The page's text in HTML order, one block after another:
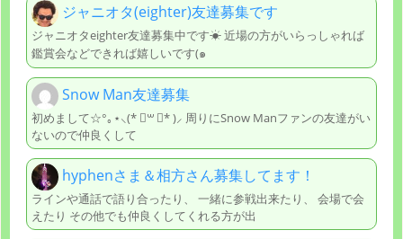
ジャニオタ(eighter)友達募集です
ジャニオタeighter友達募集中です☀︎ 近場の方がいらっしゃれば
鑑賞会などできれば嬉しいです(๑
Snow Man友達募集
初めまして☆°｡⋆⸜(* ॑꒳ ॑* )⸝ 周りにSnow Manファンの友達がい
ないので仲良くして
hyphenさま＆相方さん募集してます！
ラインや通話で語り合ったり、 一緒に参戦出来たり、 会場で会
えたり その他でも仲良くしてくれる方が出